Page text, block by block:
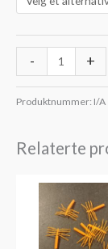
- +
Produktnummer: I/A
Relaterte